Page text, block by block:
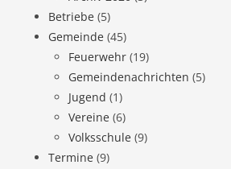
Betriebe (5)
Gemeinde (45)
Feuerwehr (19)
Gemeindenachrichten (5)
Jugend (1)
Vereine (6)
Volksschule (9)
Termine (9)